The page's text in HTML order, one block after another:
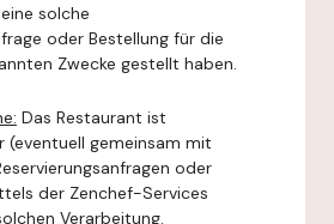
solche
oder Bestellung für die
Zwecke gestellt haben.
Das Restaurant ist
(eventuell gemeinsam mit
oder
der Zenchef-Services
Verarbeitung.